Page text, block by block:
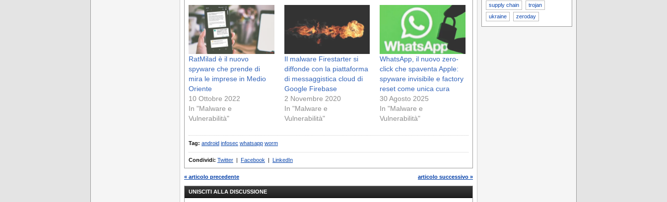
RatMilad è il nuovo
spyware che prende di
mira le imprese in Medio
Oriente
10 Ottobre 2022
In "Malware e
Vulnerabilità"
Il malware Firestarter si
diffonde con la piattaforma
di messaggistica cloud di
Google Firebase
2 Novembre 2020
In "Malware e
Vulnerabilità"
WhatsApp, il nuovo zero-
click che spaventa Apple:
spyware invisibile e factory
reset come unica cura
30 Agosto 2025
In "Malware e
Vulnerabilità"
Tag: android infosec whatsapp worm
Condividi: Twitter | Facebook | LinkedIn
« articolo precedente articolo successivo »
UNISCITI ALLA DISCUSSIONE
supply chain
trojan
ukraine
zeroday